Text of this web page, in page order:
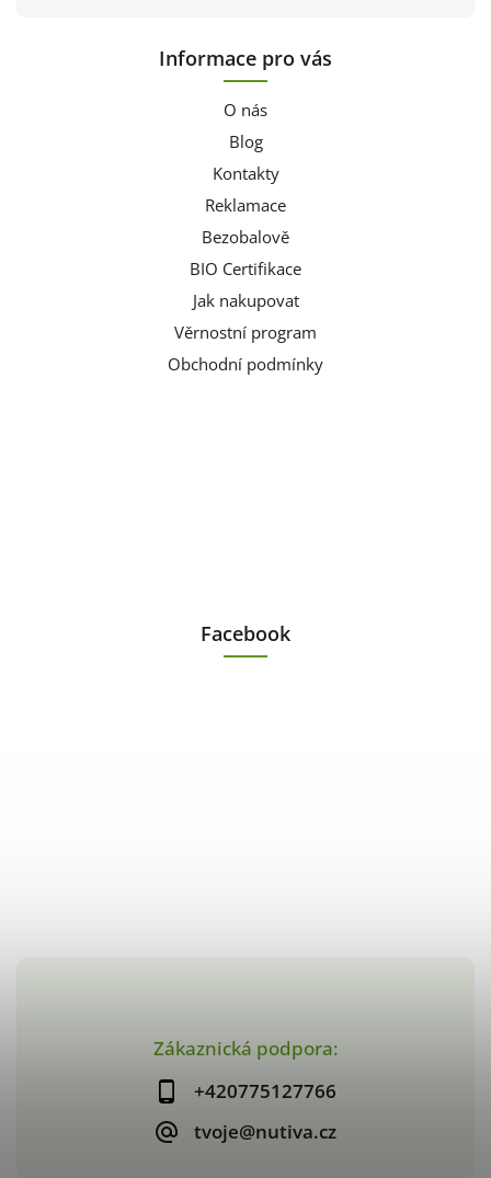
Zákaznická podpora:
+420775127766
tvoje@nutiva.cz
Informace pro vás
O nás
Blog
Kontakty
Reklamace
Bezobalově
BIO Certifikace
Jak nakupovat
Věrnostní program
Obchodní podmínky
Facebook